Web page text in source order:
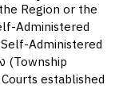
Region or the
Administered
Administered
(Township
established